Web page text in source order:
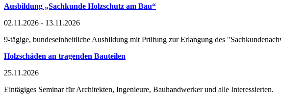
Ausbildung „Sachkunde Holzschutz am Bau“
02.11.2026 - 13.11.2026
9-tägige, bundeseinheitliche Ausbildung mit Prüfung zur Erlangung des
Holzschäden an tragenden Bauteilen
25.11.2026
Eintägiges Seminar für Architekten, Ingenieure, Bauhandwerker und alle Interessierten.